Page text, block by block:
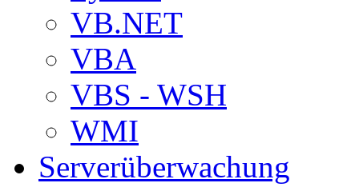
VB.NET
VBA
VBS - WSH
WMI
Serverüberwachung